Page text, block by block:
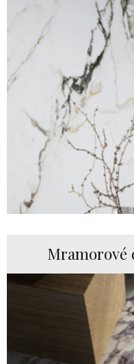
Mramorové